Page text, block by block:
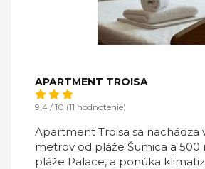
APARTMENT TROISA
9,4 / 10 (11 hodnotenie)
Apartment Troisa sa nachádza
metrov od pláže Šumica a 500
pláže Palace, a ponúka